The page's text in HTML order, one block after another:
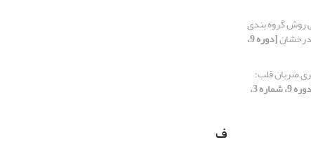
روش گروه بندی
[دوره 9،
ضربان قلب؛
[دوره 9، شماره 3،
ف